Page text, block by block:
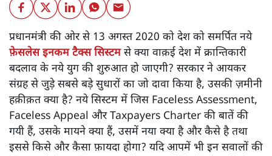
प्रधानमंत्री की ओर से 13 अगस्त 2020 को देश को समर्पित नये
फ़ेसलेस इनकम टैक्स सिस्टमसे क्या वाक़ई देश में क्रान्तिकारी
बदलाव के नये युग की शुरुआत हो जाएगी? सरकार ने आयकर
संग्रह से जुड़े सबसे बड़े सुधारों का जो दावा किया है, उसकी ज़मीनी
हक़ीक़त क्या है? नये सिस्टम में जिस Faceless Assessment,
Faceless Appeal और Taxpayers Charter की बातें की
गयी हैं, उसके मायने क्या हैं, उसमें नया क्या है और कैसे है तथा
इससे किसे और कैसा फ़ायदा होगा? यदि आपमें भी इन सवालों की